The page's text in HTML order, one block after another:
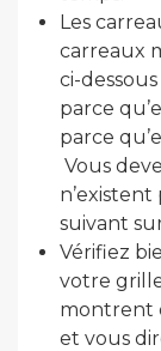
Les
carreaux
ci-
parce
parce
Vous
suivant
Vérifiez
votre
montrent
et vous